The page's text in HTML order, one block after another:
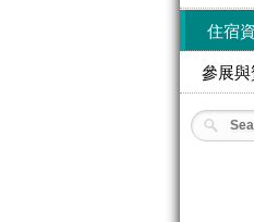
住宿
參展